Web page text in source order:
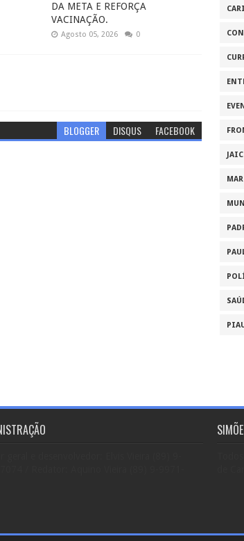
DA META E REFORÇA
VACINAÇÃO.
Agosto 05, 2026 0
BLOGGER DISQUS FACEBOOK